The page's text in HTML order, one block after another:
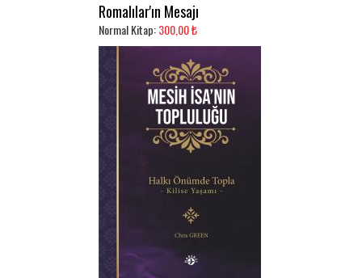
Romalılar'ın Mesajı
Normal Kitap:300,00 ₺